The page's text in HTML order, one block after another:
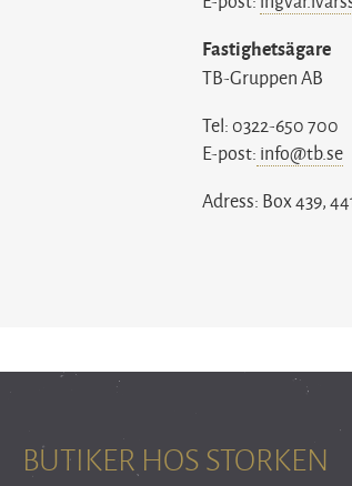
Fastighetsägare
TB-Gruppen AB
Tel: 0322-650 700
E-post: info@tb.se
Adress: Box 439,
BUTIKER HOS STORKEN